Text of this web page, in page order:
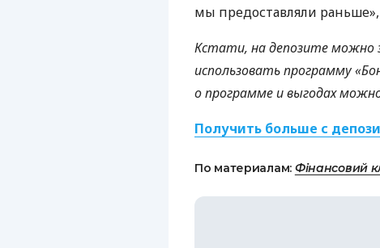
мы предоставляли
Кстати, на депозите можно
использовать программу
о программе и выгодах
Получить больше с
По материалам: Фінансовий